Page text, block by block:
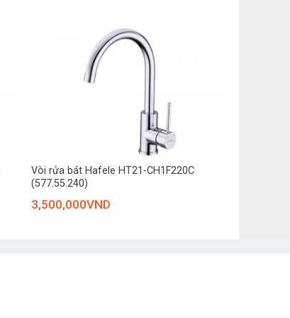
Vòi rửa bát Hafele HT21-CH1F220C
(577.55.240)
3,500,000VND